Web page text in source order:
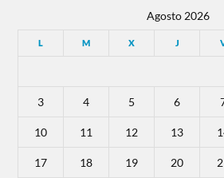
Agosto 2026
L M X J
3 4 5 6
10 11 12 13
17 18 19 20